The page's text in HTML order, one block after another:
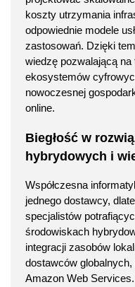
koszty utrzymania
odpowiednie modele
zastosowań. Dzięki
wiedzę pozwalającą
ekosystemów
nowoczesnej
online.
Biegłość w
hybrydowych i
Współczesna
jednego dostawcy,
specjalistów
środowiskach
integracji zasobów
dostawców
Amazon Web